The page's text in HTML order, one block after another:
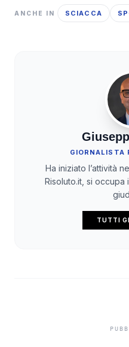
ANCHE IN SCIACCA
GIORNALISTA
Ha iniziato l’attività
Risoluto.it, si
TUTTI